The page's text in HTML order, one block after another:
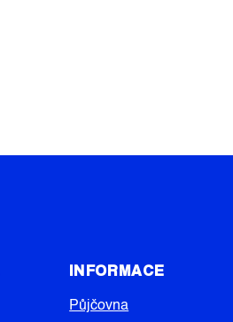
INFORMACE
Půjčovna